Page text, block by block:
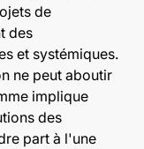
de
des
et systémiques.
ne peut aboutir
implique
des
part à l'une